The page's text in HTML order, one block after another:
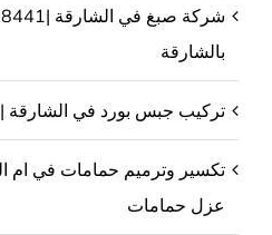
بالشارقة
تركيب جبس بورد في الشارقة |0503418441
عزل حمامات